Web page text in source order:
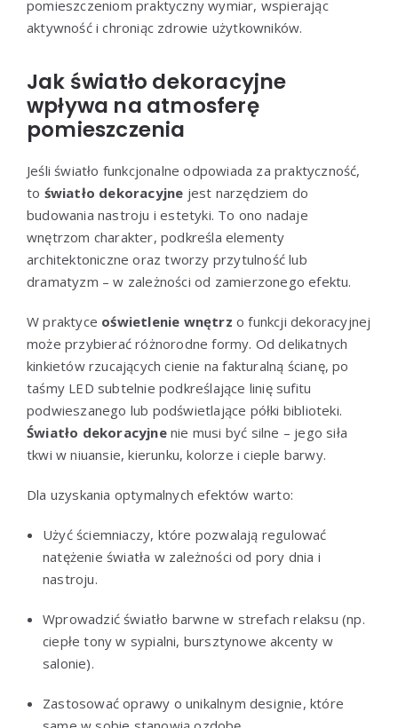
pomieszczeniom praktyczny wymiar, wspierając
aktywność i chroniąc zdrowie użytkowników.
Jak światło dekoracyjne
wpływa na atmosferę
pomieszczenia
Jeśli światło funkcjonalne odpowiada za praktyczność,
to światło dekoracyjne jest narzędziem do
budowania nastroju i estetyki. To ono nadaje
wnętrzom charakter, podkreśla elementy
architektoniczne oraz tworzy przytulność lub
dramatyzm – w zależności od zamierzonego efektu.
W praktyce oświetlenie wnętrz o funkcji dekoracyjnej
może przybierać różnorodne formy. Od delikatnych
kinkietów rzucających cienie na fakturalną ścianę, po
taśmy LED subtelnie podkreślające linię sufitu
podwieszanego lub podświetlające półki biblioteki.
Światło dekoracyjnenie musi być silne – jego siła
tkwi w niuansie, kierunku, kolorze i cieple barwy.
Dla uzyskania optymalnych efektów warto:
Użyć ściemniaczy, które pozwalają regulować
natężenie światła w zależności od pory dnia i
nastroju.
Wprowadzić światło barwne w strefach relaksu (np.
ciepłe tony w sypialni, bursztynowe akcenty w
salonie).
Zastosować oprawy o unikalnym designie, które